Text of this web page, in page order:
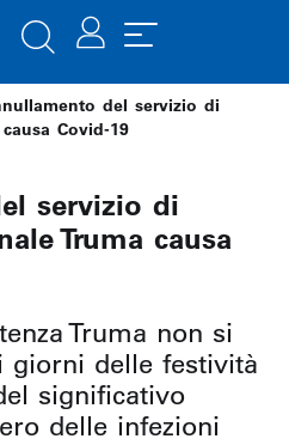
del servizio di
Covid-19
servizio di
Truma causa
Truma non si
giorni delle festività
significativo
delle infezioni